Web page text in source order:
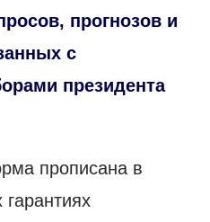
прогнозов и
с
президента
прописана в